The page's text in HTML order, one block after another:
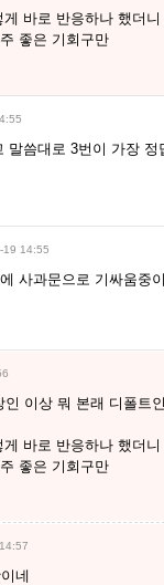
바로 반응하나 했더니
좋은 기회구만
말씀대로 3번이 가장 정
19 14:55
사과문으로 기싸움중
이상 뭐 본래 디폴트
바로 반응하나 했더니
좋은 기회구만
네